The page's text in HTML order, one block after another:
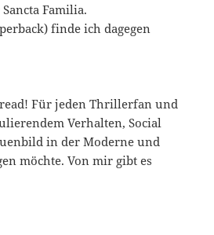
Familia.
finde ich dagegen
Für jeden Thrillerfan und
Verhalten, Social
in der Moderne und
möchte. Von mir gibt es